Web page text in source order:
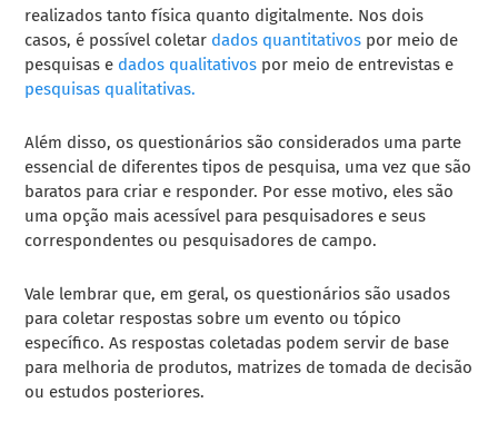
realizados tanto física quanto digitalmente. Nos dois
casos, é possível coletar dados quantitativos por meio de
pesquisas e dados qualitativos por meio de entrevistas e
pesquisas qualitativas.
Além disso, os questionários são considerados uma parte
essencial de diferentes tipos de pesquisa, uma vez que são
baratos para criar e responder. Por esse motivo, eles são
uma opção mais acessível para pesquisadores e seus
correspondentes ou pesquisadores de campo.
Vale lembrar que, em geral, os questionários são usados ​​
para coletar respostas sobre um evento ou tópico
específico. As respostas coletadas podem servir de base
para melhoria de produtos, matrizes de tomada de decisão
ou estudos posteriores.